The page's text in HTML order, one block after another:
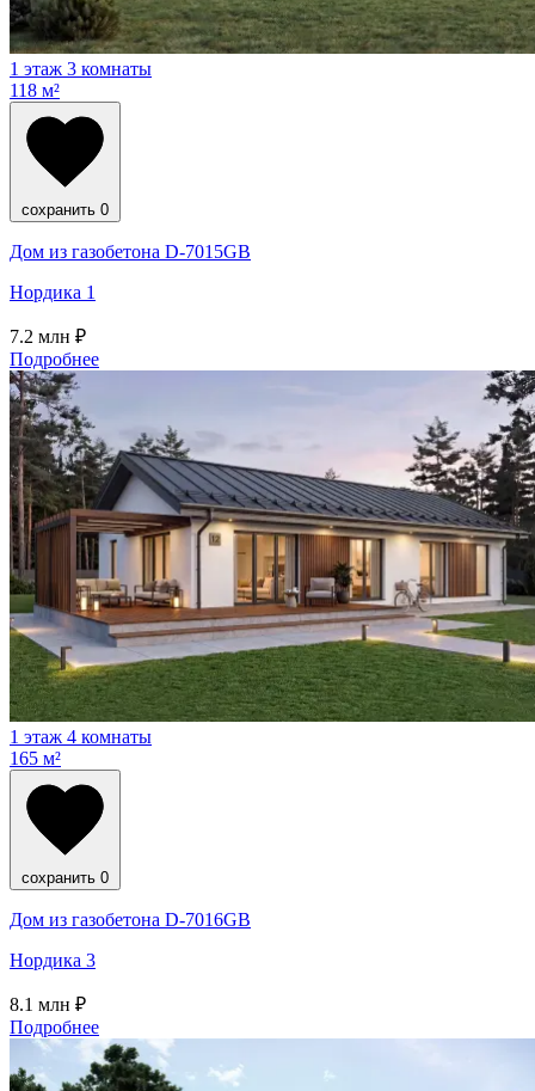
1 этаж 3 комнаты
118 м²
сохранить 0
Дом из газобетона D-7015GB
Нордика 1
7.2 млн ₽
Подробнее
1 этаж 4 комнаты
165 м²
сохранить 0
Дом из газобетона D-7016GB
Нордика 3
8.1 млн ₽
Подробнее